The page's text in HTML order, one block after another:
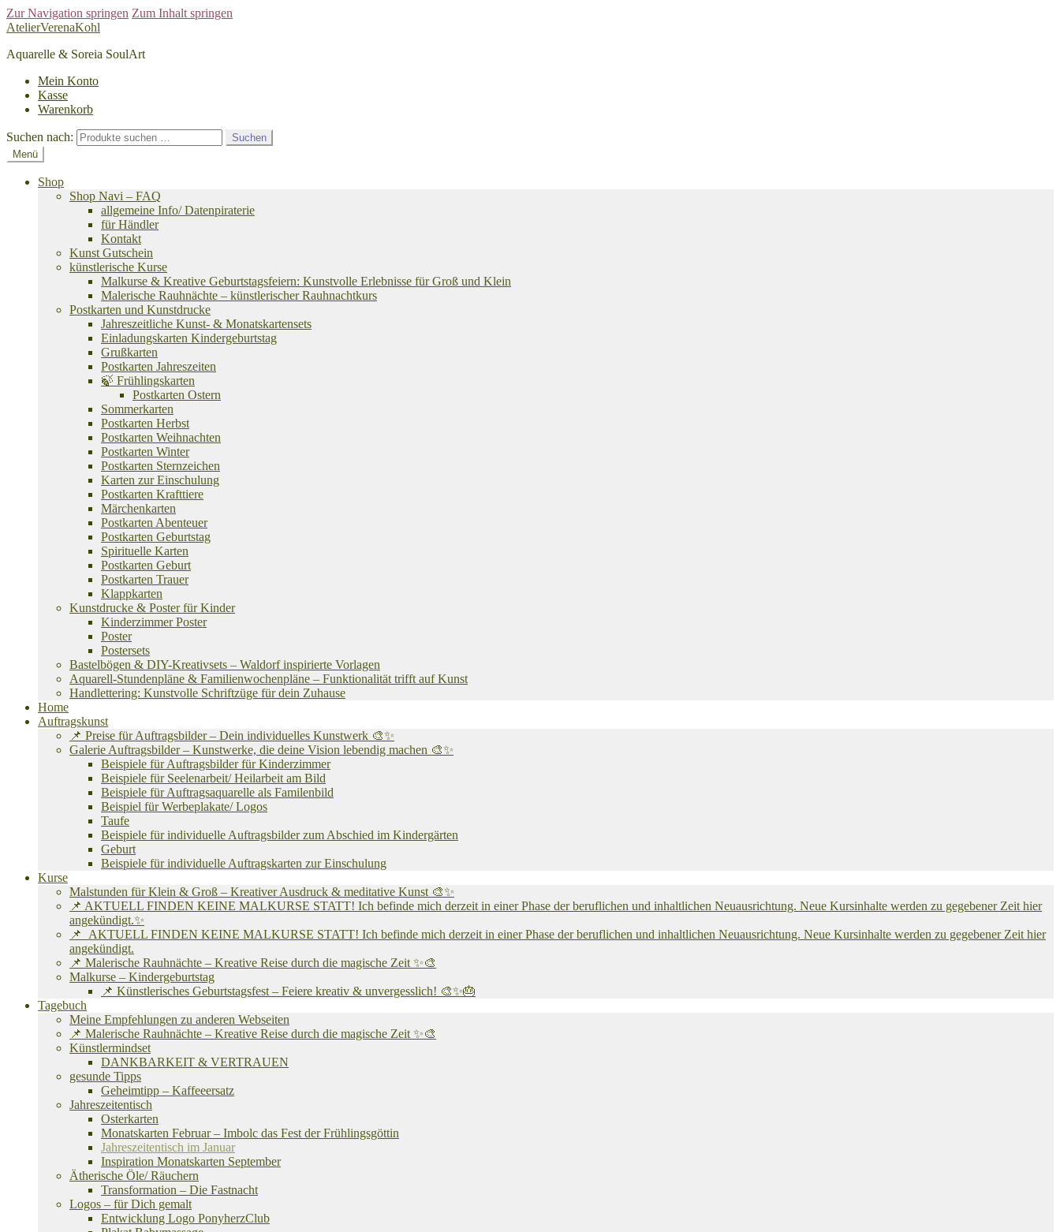
Zur Navigation springen Zum Inhalt springen
AtelierVerenaKohl
Aquarelle & Soreia SoulArt
Mein Konto
Kasse
Warenkorb
Suchen nach:
Suchen
Menü
Shop
Shop Navi – FAQ
allgemeine Info/ Datenpiraterie
für Händler
Kontakt
Kunst Gutschein
künstlerische Kurse
Malkurse & Kreative Geburtstagsfeiern: Kunstvolle Erlebnisse für Groß und Klein
Malerische Rauhnächte – künstlerischer Rauhnachtkurs
Postkarten und Kunstdrucke
Jahreszeitliche Kunst- & Monatskartensets
Einladungskarten Kindergeburtstag
Grußkarten
Postkarten Jahreszeiten
🍃 Frühlingskarten
Postkarten Ostern
Sommerkarten
Postkarten Herbst
Postkarten Weihnachten
Postkarten Winter
Postkarten Sternzeichen
Karten zur Einschulung
Postkarten Krafttiere
Märchenkarten
Postkarten Abenteuer
Postkarten Geburtstag
Spirituelle Karten
Postkarten Geburt
Postkarten Trauer
Klappkarten
Kunstdrucke & Poster für Kinder
Kinderzimmer Poster
Poster
Postersets
Bastelbögen & DIY-Kreativsets – Waldorf inspirierte Vorlagen
Aquarell-Stundenpläne & Familienwochenpläne – Funktionalität trifft auf Kunst
Handlettering: Kunstvolle Schriftzüge für dein Zuhause
Home
Auftragskunst
📌 Preise für Auftragsbilder – Dein individuelles Kunstwerk 🎨✨
Galerie Auftragsbilder – Kunstwerke, die deine Vision lebendig machen 🎨✨
Beispiele für Auftragsbilder für Kinderzimmer
Beispiele für Seelenarbeit/ Heilarbeit am Bild
Beispiele für Auftragsaquarelle als Familenbild
Beispiel für Werbeplakate/ Logos
Taufe
Beispiele für individuelle Auftragsbilder zum Abschied im Kindergärten
Geburt
Beispiele für individuelle Auftragskarten zur Einschulung
Kurse
Malstunden für Klein & Groß – Kreativer Ausdruck & meditative Kunst 🎨✨
📌 AKTUELL FINDEN KEINE MALKURSE STATT! Ich befinde mich derzeit in einer Phase der beruflichen und inhaltlichen Neuausrichtung. Neue Kursinhalte werden zu gegebener Zeit hier
angekündigt.✨
📌 AKTUELL FINDEN KEINE MALKURSE STATT! Ich befinde mich derzeit in einer Phase der beruflichen und inhaltlichen Neuausrichtung. Neue Kursinhalte werden zu gegebener Zeit hier
angekündigt.
📌 Malerische Rauhnächte – Kreative Reise durch die magische Zeit ✨🎨
Malkurse – Kindergeburtstag
📌 Künstlerisches Geburtstagsfest – Feiere kreativ & unvergesslich! 🎨✨🎂
Tagebuch
Meine Empfehlungen zu anderen Webseiten
📌 Malerische Rauhnächte – Kreative Reise durch die magische Zeit ✨🎨
Künstlermindset
DANKBARKEIT & VERTRAUEN
gesunde Tipps
Geheimtipp – Kaffeeersatz
Jahreszeitentisch
Osterkarten
Monatskarten Februar – Imbolc das Fest der Frühlingsgöttin
Jahreszeitentisch im Januar
Inspiration Monatskarten September
Ätherische Öle/ Räuchern
Transformation – Die Fastnacht
Logos – für Dich gemalt
Entwicklung Logo PonyherzClub